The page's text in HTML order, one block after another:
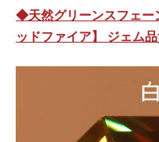
◆天然グリーンスフェー
ッドファイア】 ジェム